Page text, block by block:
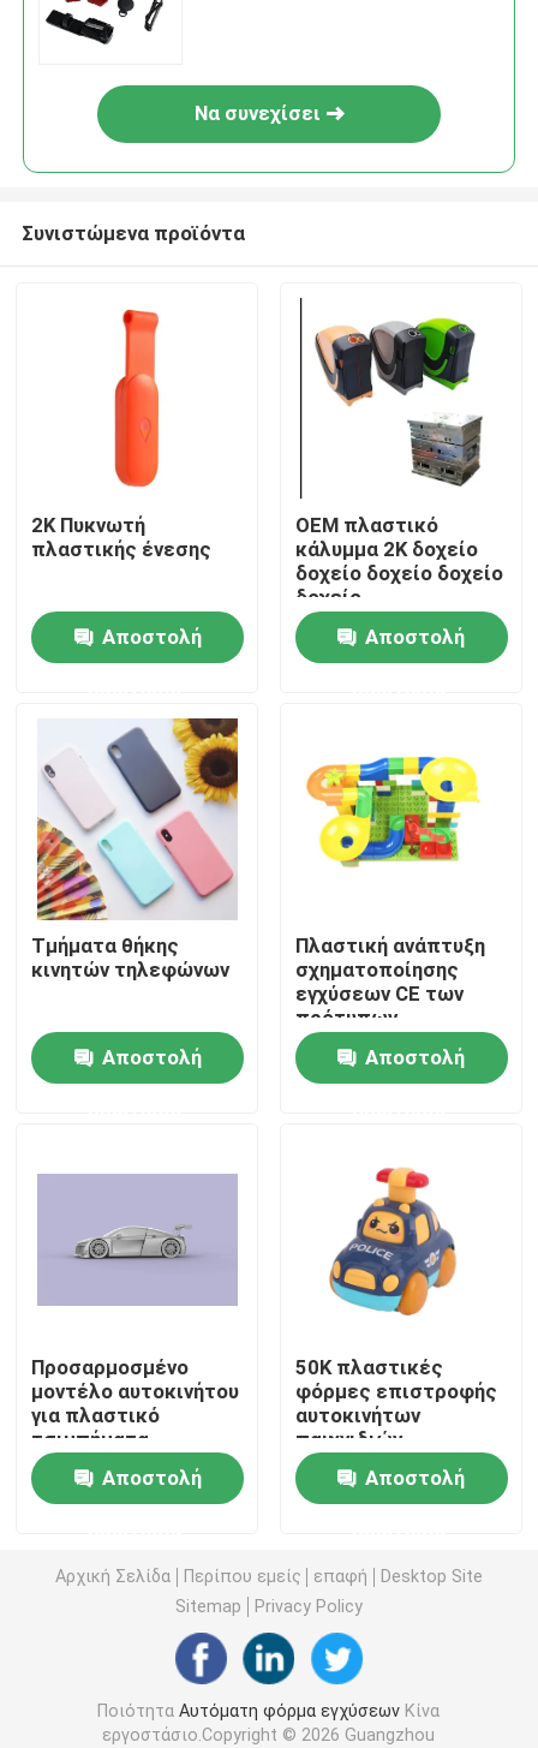
Σπίτι
Σχετικά με εμάς
Επισκέψεις στο εργοστάσιο
Έλεγχος ποιότητας
Επικοινωνήστε μαζί μας
Ειδήσεις
Υποθέσεις
Μέρη οικιακών συσκευών Σφουγγάρι ένεσης
Πλαστικό μούχλα ένεσης
μεταλλικό μούχλα ένεσης
Ρίψη κύβων κραμάτων αργιλίου
Ρίψη κύβων κραμάτων ψευδάργυρου
CNC συνήθειας κατεργασία
Να συνεχίσει
Συνιστώμενα προϊόντα
2K Πυκνωτή
πλαστικής ένεσης
Αποστολή
OEM πλαστικό
κάλυμμα 2K δοχείο
δοχείο δοχείο δοχείο
δοχείο
Αποστολή
Τμήματα θήκης
κινητών τηλεφώνων
Αποστολή
Πλαστική ανάπτυξη
σχηματοποίησης
εγχύσεων CE των
πρότυπων
παιχνιδιών παιδιών
αυτοκινήτωνΑποστολή
Προσαρμοσμένο
μοντέλο αυτοκινήτου
για πλαστικό
τσιμπήματα
Αποστολή
50K πλαστικές
φόρμες επιστροφής
αυτοκινήτων
παιχνιδιών
αυτοκινήτων παιδιών
σχηματοποίησης
εγχύσεων
Αποστολή
Αρχική Σελίδα Περίπου εμείς επαφή
Desktop Site
Sitemap
Privacy Policy
ΠοιότηταΑυτόματη φόρμα εγχύσεων Κίνα
εργοστάσιο.Copyright © 2026 Guangzhou